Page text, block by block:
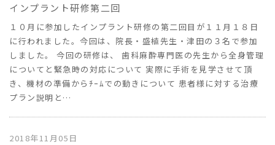
インプラント研修第二回
１０月に参加したインプラント研修の第二回目が１１月１８日
に行われました。今回は、院長・盛植先生・津田の３名で参加
しました。 今回の研修は、 歯科麻酔専門医の先生から全身管理
についてと緊急時の対応について 実際に手術を見学させて頂
き、機材の準備からﾁｰﾑでの動きについて 患者様に対する治療
プラン説明と…
2018年11月05日